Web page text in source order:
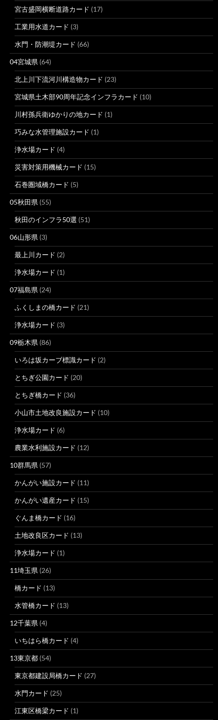
宮古盛岡横断道路カード (17)
工業用水道カード (3)
水門・防潮堤カード (66)
04宮城県 (64)
北上川下流河川構造物カード (23)
宮城県土木部90周年記念インフラカード (10)
川村孫兵衛ゆかりの地カード (1)
巧みな水管理施設カード (1)
浄水場カード (4)
災害対策用機械カード (15)
石巻圏域橋カード (5)
05秋田県 (55)
秋田のインフラ50選 (51)
06山形県 (3)
最上川カード (2)
浄水場カード (1)
07福島県 (24)
ふくしまの橋カード (21)
浄水場カード (3)
09栃木県 (86)
いろは坂カーブ標識カード (2)
とちぎ公園カード (20)
とちぎ橋カード (36)
小山市土地改良施設カード (10)
浄水場カード (6)
農業水利施設カード (12)
10群馬県 (57)
かんがい施設カード (11)
かんがい遺産カード (15)
ぐんま橋カード (16)
土地改良区カード (13)
浄水場カード (1)
11埼玉県 (26)
橋カード (13)
水管橋カード (13)
12千葉県 (4)
いちはら橋カード (4)
13東京都 (54)
東京都建設局橋カード (27)
水門カード (25)
江東区橋梁カード (1)